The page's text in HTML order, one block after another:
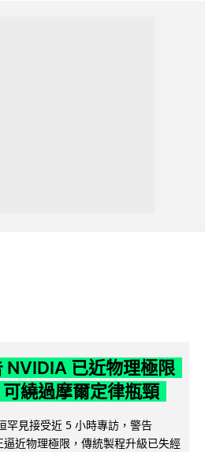
NVIDIA 已近物理極限
繞過摩爾定律瓶頸
罕見接受近 5 小時專訪，警告
近物理極限，傳統製程升級已失經